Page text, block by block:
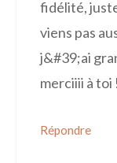
fidélité,
viens pas
j&#39;ai
merciiii à
Répondre